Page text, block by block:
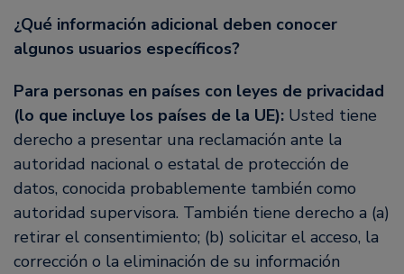
¿Qué información adicional deben conocer
algunos usuarios específicos?
Para personas en países con leyes de privacidad
(lo que incluye los países de la UE): Usted tiene
derecho a presentar una reclamación ante la
autoridad nacional o estatal de protección de
datos, conocida probablemente también como
autoridad supervisora. También tiene derecho a (a)
retirar el consentimiento; (b) solicitar el acceso, la
corrección o la eliminación de su información